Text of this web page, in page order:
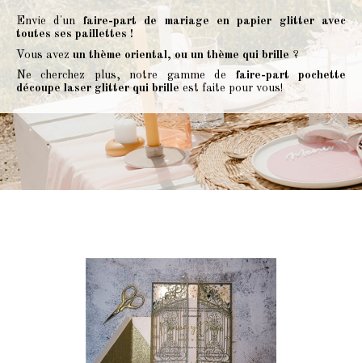
Envie d'un faire-part de mariage en papier glitter avec
toutes ses paillettes !
Vous avez un thème oriental, ou un thème qui brille ?
Ne cherchez plus, notre gamme de faire-part pochette
découpe laser glitter qui brille est faite pour vous!